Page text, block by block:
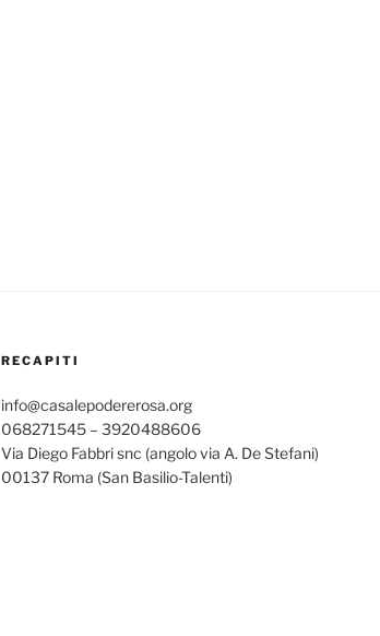
RECAPITI
info@casalepodererosa.org
068271545 – 3920488606
Via Diego Fabbri snc (angolo via A. De Stefani)
00137 Roma (San Basilio-Talenti)